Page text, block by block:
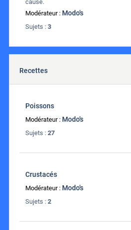
cause.
Modérateur : Modo's
Sujets : 3
Recettes
Poissons
Modérateur : Modo's
Sujets : 27
Crustacés
Modérateur : Modo's
Sujets : 2